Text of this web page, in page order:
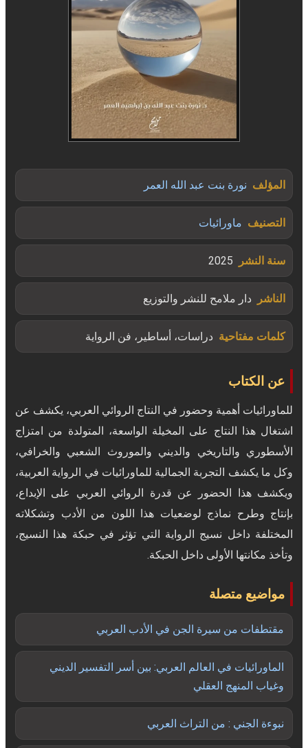
المؤلف نورة بنت عبد الله العمر
التصنيف ماورائيات
سنة النشر 2025
الناشر دار ملامح للنشر والتوزيع
كلمات مفتاحية دراسات، أساطير، فن الرواية
عن الكتاب
للماورائيات أهمية وحضور في النتاج الروائي العربي، يكشف عن
اشتغال هذا النتاج على المخيلة الواسعة، المتولدة من امتزاج
الأسطوري والتاريخي والديني والموروث الشعبي والخرافي،
وكل ما يكشف التجربة الجمالية للماورائيات في الرواية العربية،
ويكشف هذا الحضور عن قدرة الروائي العربي على الإبداع،
بإنتاج وطرح نماذج لوضعيات هذا اللون من الأدب وتشكلاته
المختلفة داخل نسيج الرواية التي تؤثر في حبكة هذا النسيج،
وتأخذ مكانتها الأولى داخل الحبكة.
مواضيع متصلة
مقتطفات من سيرة الجن في الأدب العربي
الماورائيات في العالم العربي: بين أسر التفسير الديني
وغياب المنهج العقلي
نبوءة الجني : من التراث العربي